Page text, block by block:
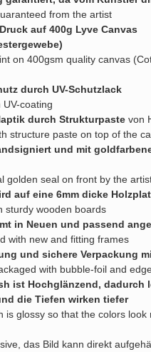
from the artist
auf 400g Lyve Canvas
on 400gsm quality canvas
durch UV-Schutzlack
coating
durch Strukturpaste von
structure paste on top of the
und mit
golden seal on front by the
auf eine 6mm dicke
sturdy wooden boards
in Neuen und passend
with new and fitting frames
und sichere Verpackung
with bubble-foil and
ist Hochglänzend, dadurch
die Tiefen wirken tiefer
is glossy so that the colors look
das Bild kann direkt